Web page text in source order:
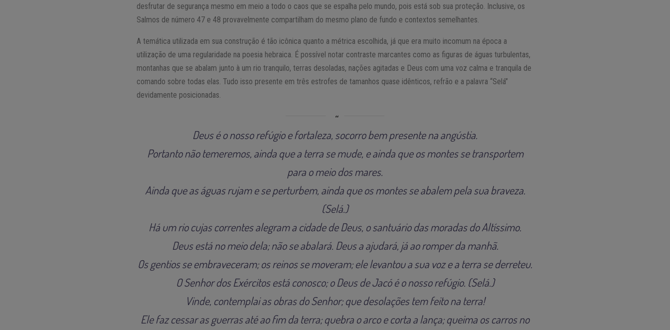
desfrutar de segurança mesmo em meio a todo o caos que se espalha pelo mundo, pois está sob sua proteção. Inclusive, os
Salmos de número 47 e 48 provavelmente compartilham do mesmo plano de fundo e contextos semelhantes.
A temática utilizada em sua construção é tão icônica quanto a métrica escolhida, já que era muito incomum na época a
utilização de uma regularidade na poesia hebraica. É possível notar contraste marcantes como as figuras de águas turbulentas,
montanhas que se abalam junto à um rio tranquilo, terras desoladas, nações agitadas e Deus com uma voz calma e tranquila de
comando sobre todas elas. Tudo isso presente em três estrofes de tamanhos quase idênticos, refrão e a palavra “Selá”
devidamente posicionadas.
Deus é o nosso refúgio e fortaleza, socorro bem presente na angústia.
Portanto não temeremos, ainda que a terra se mude, e ainda que os montes se transportem
para o meio dos mares.
Ainda que as águas rujam e se perturbem, ainda que os montes se abalem pela sua braveza.
(Selá.)
Há um rio cujas correntes alegram a cidade de Deus, o santuário das moradas do Altíssimo.
Deus está no meio dela; não se abalará. Deus a ajudará, já ao romper da manhã.
Os gentios se embraveceram; os reinos se moveram; ele levantou a sua voz e a terra se derreteu.
O Senhor dos Exércitos está conosco; o Deus de Jacó é o nosso refúgio. (Selá.)
Vinde, contemplai as obras do Senhor; que desolações tem feito na terra!
Ele faz cessar as guerras até ao fim da terra; quebra o arco e corta a lança; queima os carros no